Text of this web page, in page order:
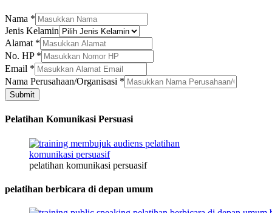
Nama *
Jenis Kelamin
Alamat *
No. HP *
Alamat
Perusahaan/Organisasi
Nama
Email *
Nama Perusahaan/Organisasi *
Submit
Pelatihan Komunikasi Persuasi
pelatihan komunikasi persuasif
pelatihan berbicara di depan umum